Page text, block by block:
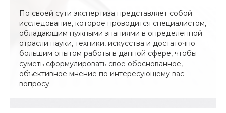
По своей сути экспертиза представляет собой
исследование, которое проводится специалистом,
обладающим нужными знаниями в определенной
отрасли науки, техники, искусства и достаточно
большим опытом работы в данной сфере, чтобы
суметь сформулировать свое обоснованное,
объективное мнение по интересующему вас
вопросу.